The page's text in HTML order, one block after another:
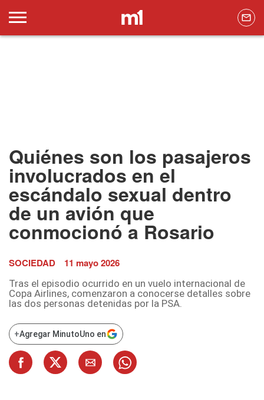
Quiénes son los pasajeros
involucrados en el
escándalo sexual dentro
de un avión que
conmocionó a Rosario
SOCIEDAD 11 mayo 2026
Tras el episodio ocurrido en un vuelo internacional de
Copa Airlines, comenzaron a conocerse detalles sobre
las dos personas detenidas por la PSA.
+Agregar MinutoUno en